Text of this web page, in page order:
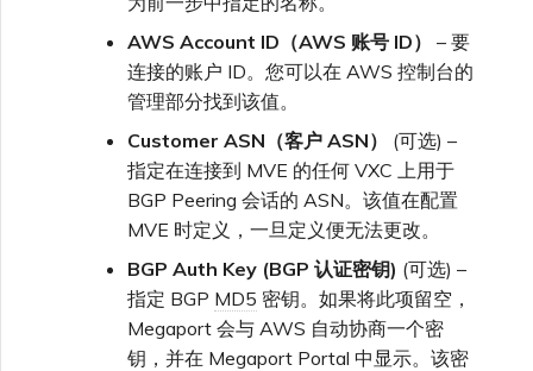
AWS Account ID（AWS 账号 ID）
– 要
连接的账户 ID。您可以在 AWS 控制台的
管理部分找到该值。
Customer ASN（客户 ASN）
(可选) –
指定在连接到 MVE 的任何 VXC 上用于
BGP Peering 会话的 ASN。该值在配置
MVE 时定义，一旦定义便无法更改。
BGP Auth Key (BGP 认证密钥) (可选) –
指定 BGP MD5 密钥。如果将此项留空，
Megaport 会与 AWS 自动协商一个密
钥，并在 Megaport Portal 中显示。该密